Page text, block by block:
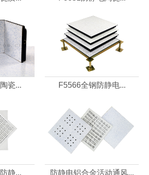
瓷... F5566全钢防静电...
静... 防静电铝合金活动通风...